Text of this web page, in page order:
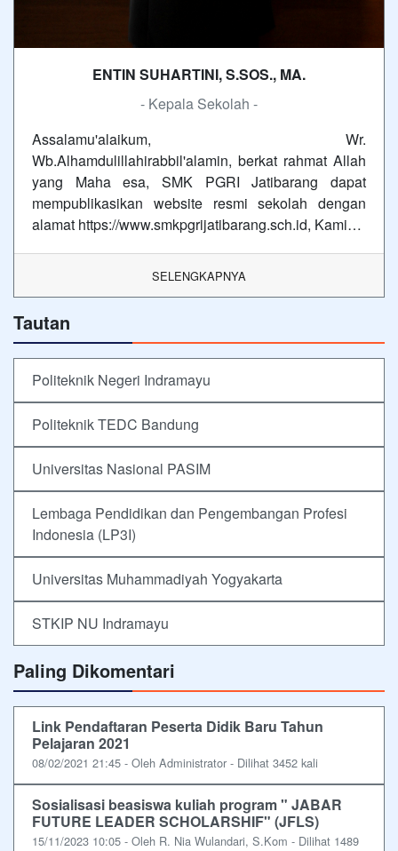
ENTIN SUHARTINI, S.SOS., MA.
- Kepala Sekolah -
Assalamu'alaikum, Wr.
Wb.Alhamdulillahirabbil'alamin, berkat rahmat Allah
yang Maha esa, SMK PGRI Jatibarang dapat
mempublikasikan website resmi sekolah dengan
alamat https://www.smkpgrijatibarang.sch.id, Kami…
SELENGKAPNYA
Tautan
Politeknik Negeri Indramayu
Politeknik TEDC Bandung
Universitas Nasional PASIM
Lembaga Pendidikan dan Pengembangan Profesi
Indonesia (LP3I)
Universitas Muhammadiyah Yogyakarta
STKIP NU Indramayu
Paling Dikomentari
Link Pendaftaran Peserta Didik Baru Tahun
Pelajaran 2021
08/02/2021 21:45 - Oleh Administrator - Dilihat 3452 kali
Sosialisasi beasiswa kuliah program " JABAR
FUTURE LEADER SCHOLARSHIF" (JFLS)
15/11/2023 10:05 - Oleh R. Nia Wulandari, S.Kom - Dilihat 1489